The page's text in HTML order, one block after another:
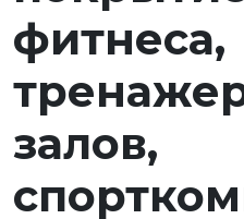
фитнеса,
залов,